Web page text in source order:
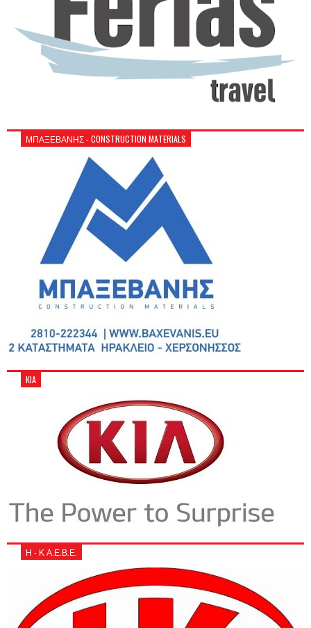
ΜΠΑΞΕΒΑΝΗΣ - CONSTRUCTION MATERIALS
KIA
Η - Κ Α.Ε.Β.Ε.